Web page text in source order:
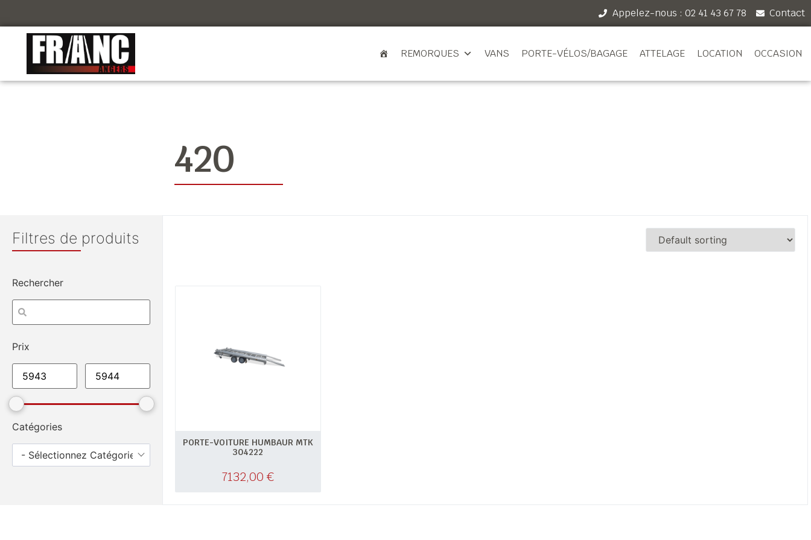
Appelez-nous : 02 41 43 67 78 Contact
REMORQUES VANS PORTE-VÉLOS/BAGAGE ATTELAGE LOCATION OCCASION
420
Filtres de produits
Rechercher
Prix
Catégories
- Sélectionnez Catégories -
PORTE-VOITURE HUMBAUR MTK
304222
7132,00€